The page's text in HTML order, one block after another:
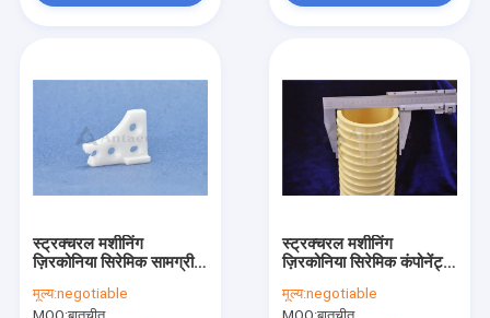
स्ट्रक्चरल मशीनिंग
ज़िरकोनिया सिरेमिक सामग्री
मूल्य:negotiable
स्ट्रक्चरल मशीनिंग
ज़िरकोनिया सिरेमिक कंपोनेंट्स
मूल्य:negotiable